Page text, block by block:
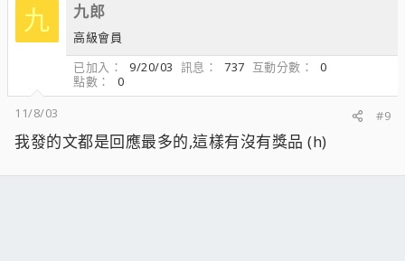
九 九郎
高級會員
已加入
9/20/03 訊息 737 互動分數
0
點數
0
11/8/03
#9
我發的文都是回應最多的,這樣有沒有獎品 (h)